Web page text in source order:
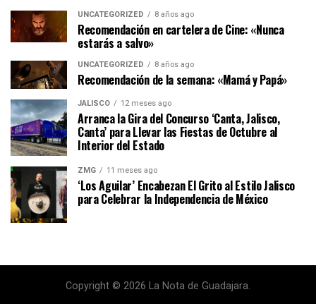
UNCATEGORIZED 8 años ago
Recomendación en cartelera de Cine: «Nunca
estarás a salvo»
UNCATEGORIZED 8 años ago
Recomendación de la semana: «Mamá y Papá»
JALISCO 12 meses ago
Arranca la Gira del Concurso ‘Canta, Jalisco,
Canta’ para Llevar las Fiestas de Octubre al
Interior del Estado
ZMG 11 meses ago
‘Los Aguilar’ Encabezan El Grito al Estilo Jalisco
para Celebrar la Independencia de México
Copyright © 2026 La Nota de Guadajara.